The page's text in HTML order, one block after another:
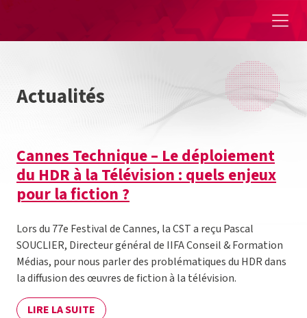
Actualités
Cannes Technique – Le déploiement
du HDR à la Télévision : quels enjeux
pour la fiction ?
Lors du 77e Festival de Cannes, la CST a reçu Pascal
SOUCLIER, Directeur général de IIFA Conseil & Formation
Médias, pour nous parler des problématiques du HDR dans
la diffusion des œuvres de fiction à la télévision.
LIRE LA SUITE